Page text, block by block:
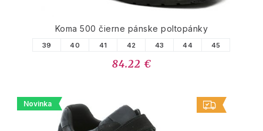
Koma 500 čierne pánske poltopánky
39 40 41 42 43 44 45
84.22 €
Novinka